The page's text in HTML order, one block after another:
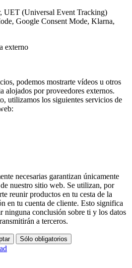
UET (Universal Event Tracking)
Google Consent Mode, Klarna,
externo
podemos mostrarte vídeos u otros
alojados por proveedores externos.
utilizamos los siguientes servicios de
necesarias garantizan únicamente
nuestro sitio web. Se utilizan, por
reunir productos en tu cesta de la
en tu cuenta de cliente. Esto significa
ninguna conclusión sobre ti y los datos
a terceros.
Sólo obligatorios